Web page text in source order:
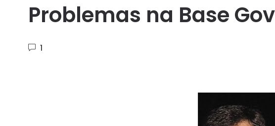
Problemas na Base
1